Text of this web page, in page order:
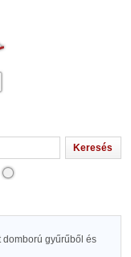
gyűrűből és